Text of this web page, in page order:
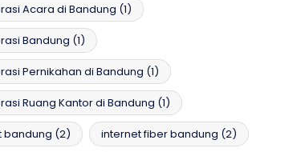
Acara di Bandung (1)
Bandung (1)
Pernikahan di Bandung (1)
Ruang Kantor di Bandung (1)
bandung (2) internet fiber bandung (2)